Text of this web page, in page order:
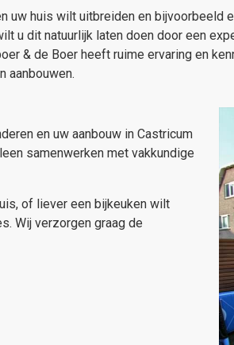
uw huis wilt uitbreiden en
u dit natuurlijk laten doen door een
& de Boer heeft ruime ervaring en
aanbouwen.
en uw aanbouw in Castricum
samenwerken met vakkundige
of liever een bijkeuken wilt
Wij verzorgen graag de